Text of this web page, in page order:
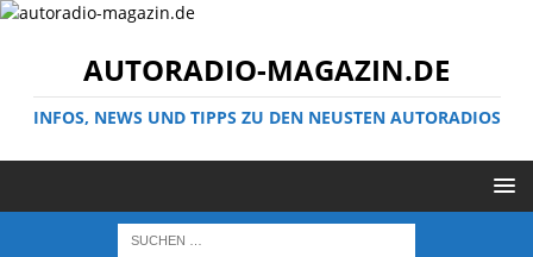
AUTORADIO-MAGAZIN.DE
INFOS, NEWS UND TIPPS ZU DEN NEUSTEN AUTORADIOS